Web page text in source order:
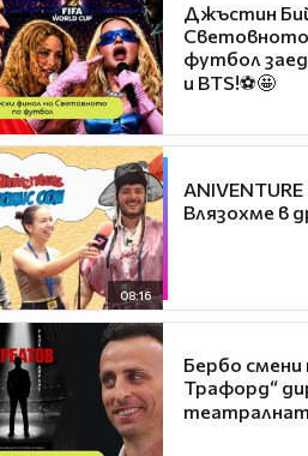
Джъстин
футбол
и BTS!⚽🤩
08:16
Влязохме в
Бербо
Трафорд“